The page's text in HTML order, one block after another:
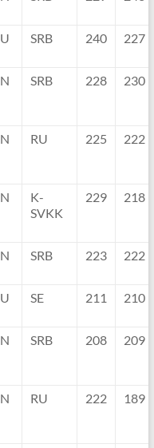
U SRB 240 227
N SRB 228 230
N RU 225 222
N
K-
SVKK
229 218
N SRB 223 222
U SE 211 210
N SRB 208 209
N RU 222 189